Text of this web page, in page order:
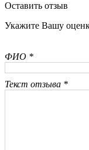
Оставить отзыв
Укажите Вашу
ФИО *
Текст отзыва *